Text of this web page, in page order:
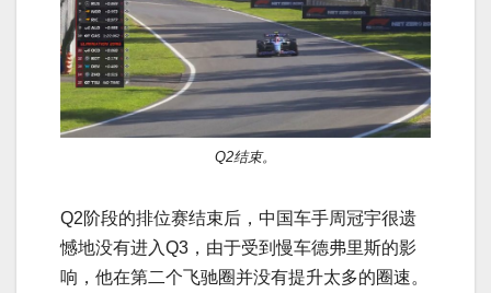
Q2结束。
Q2阶段的排位赛结束后，中国车手周冠宇很遗
憾地没有进入Q3，由于受到慢车德弗里斯的影
响，他在第二个飞驰圈并没有提升太多的圈速。